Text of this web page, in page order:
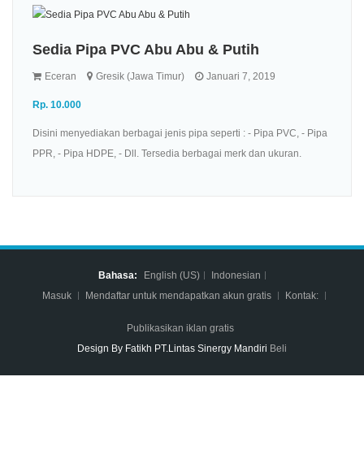
Sedia Pipa PVC Abu Abu & Putih
Eceran Gresik (Jawa Timur) Januari 7, 2019
Rp. 10.000
Disini menyediakan berbagai jenis pipa seperti : - Pipa PVC, - Pipa
PPR, - Pipa HDPE, - Dll. Tersedia berbagai merk dan ukuran.
Bahasa: English (US)
Indonesian
Masuk
Mendaftar untuk mendapatkan akun gratis Kontak:
Publikasikan iklan gratis
Design By Fatikh PT.Lintas Sinergy Mandiri Beli